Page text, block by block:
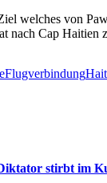
welches von
nach Cap
Flugverbindung
stirbt im